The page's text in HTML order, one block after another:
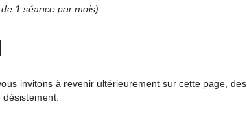
1 séance par mois)
invitons à revenir ultérieurement sur cette page, des